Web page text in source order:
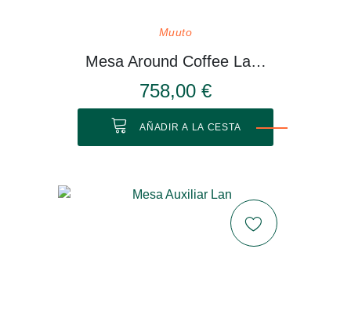
Muuto
Mesa Around Coffee Large
758,00 €
AÑADIR A LA CESTA